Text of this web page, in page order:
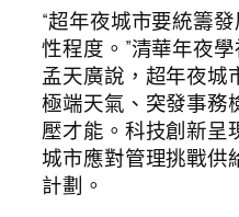
“超年夜城市要統籌
性程度。”清華年夜
孟天廣說，超年夜城
極端天氣、突發事務
壓才能。科技創新呈
城市應對管理挑戰供
計劃。